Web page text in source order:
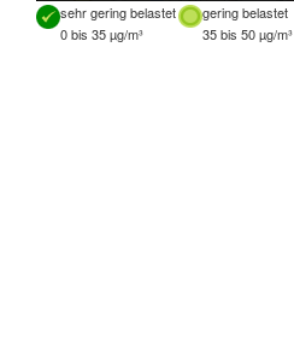
sehr gering belastet gering belastet
0 bis 35 µg/m³
35 bis 50 µg/m³